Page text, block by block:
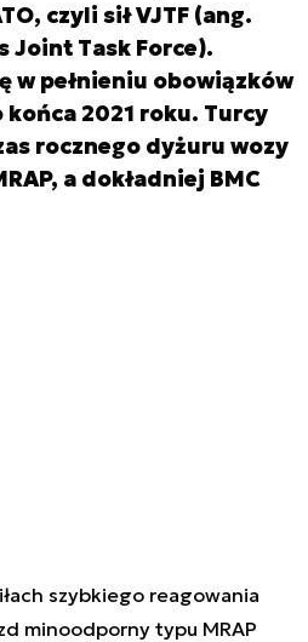
czyli sił VJTF (ang.
Joint Task Force).
w pełnieniu obowiązków
końca 2021 roku. Turcy
rocznego dyżuru wozy
a dokładniej BMC
szybkiego reagowania
minoodporny typu MRAP